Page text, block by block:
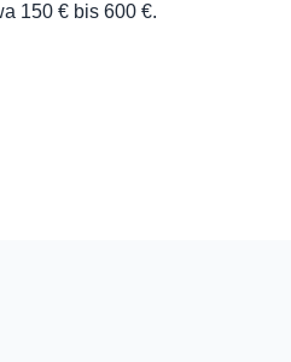
150 € bis 600 €.